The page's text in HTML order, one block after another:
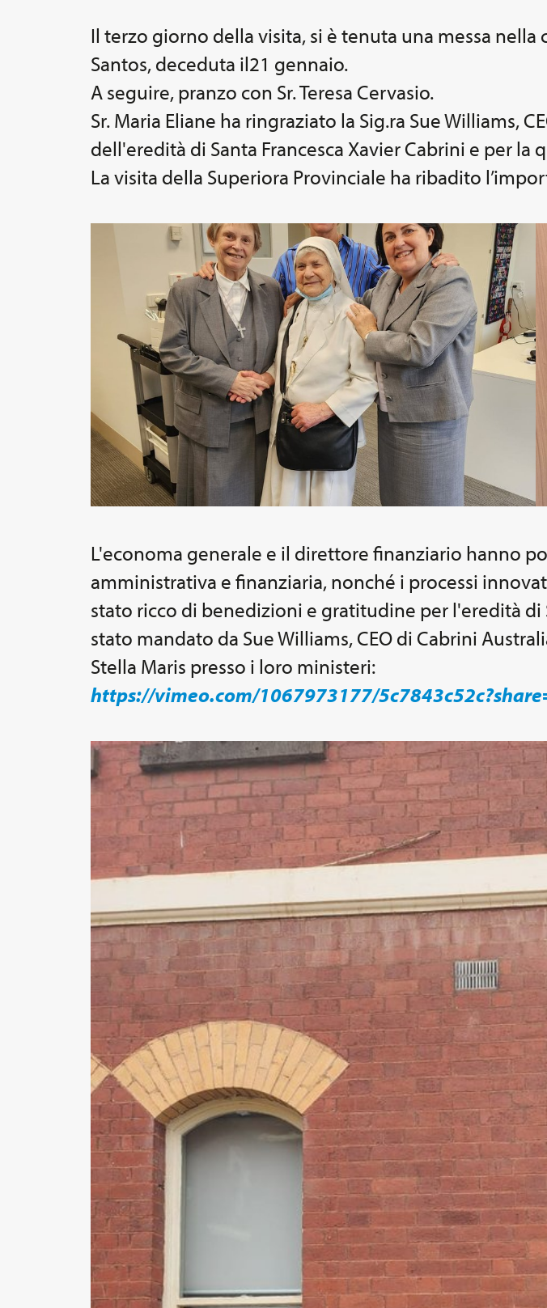
Il terzo giorno della visita, si è tenuta una messa
Santos, deceduta il21 gennaio.
A seguire, pranzo con Sr. Teresa Cervasio.
Sr. Maria Eliane ha ringraziato la Sig.ra Sue Williams,
dell'eredità di Santa Francesca Xavier Cabrini e per
La visita della Superiora Provinciale ha ribadito
L'economa generale e il direttore finanziario hanno
amministrativa e finanziaria, nonché i processi
stato ricco di benedizioni e gratitudine per l'eredità di
stato mandato da Sue Williams, CEO di Cabrini
Stella Maris presso i loro ministeri:
https://vimeo.com/1067973177/